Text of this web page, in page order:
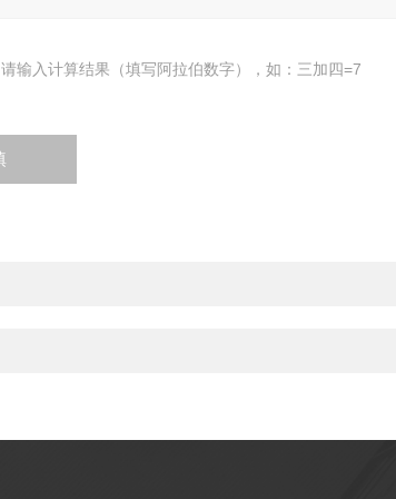
请输入计算结果（填写阿拉伯数字），如：三加四=7